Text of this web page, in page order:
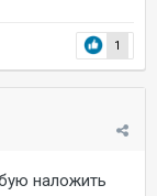
1
наложить